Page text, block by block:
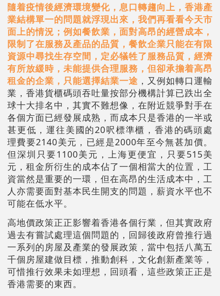
隨着疫情後經濟環境變化，息口轉趨向上，香港產
業結構單一的問題就浮現出來，我們再看看今天市
面上的情況；例如餐飲業，面對高昂的經營成本，
限制了在服務及產品的品質，餐飲企業只能在有限
資源中尋找生存空間，定必犠牲了服務品質，經濟
有所放緩時，未能提供合理服務，但卻承擔着高昂
租金的企業，只能選擇結業一途 ，又例如轉口運輸
業，香港貨櫃碼頭吞吐量按部分機構計算已跌出全
球十大排名中，其實不難想像，在附近競爭對手在
各個方面已經發展成熟，而成本只是香港的一半或
甚更低，運往美國的20呎標準櫃，香港的碼頭處
理費要2140美元，已經是2000年至今無甚加價。
但深圳只要1100美元，上海更便宜，只要515美
元，租金所衍生的成本佔了一個相當大的位置，工
資當然是重要的一環，但在高昂的生活成本中，工
人亦需要面對基本民生開支的問題，薪資水平也不
可能在低水平。
高地價政策正正影響着香港各個行業，但其實政府
過去有嘗試處理這個問題的，回歸後政府曾推行過
一系列的房屋及產業的發展政策，當中包括八萬五
千個房屋建做目標，推動創科，文化創新產業等，
可惜推行效果未如理想，回頭看，這些政策正正是
香港需要的東西。